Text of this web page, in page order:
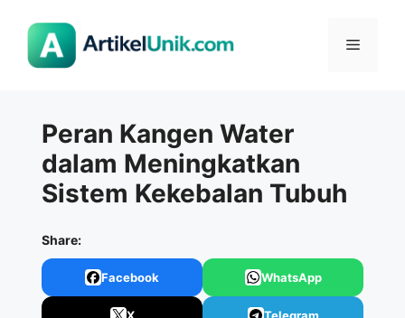
Menu
Peran Kangen Water
dalam Meningkatkan
Sistem Kekebalan Tubuh
Share:
Facebook WhatsApp
X Telegram